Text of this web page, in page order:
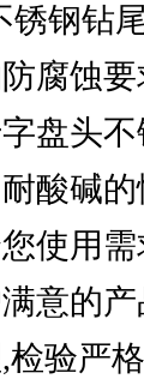
钢钻
腐蚀
盘头
酸碱
使用
意的
验严